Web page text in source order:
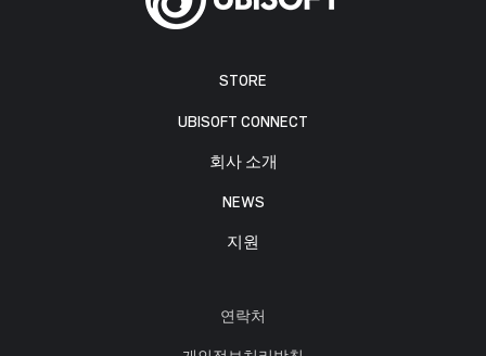
STORE
UBISOFT CONNECT
회사 소개
NEWS
지원
연락처